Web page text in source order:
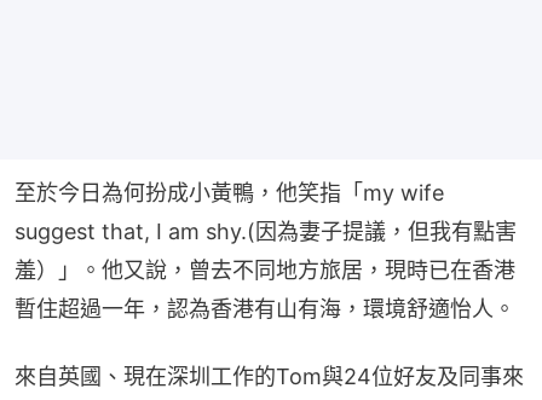
至於今日為何扮成小黃鴨，他笑指「my wife
suggest that, I am shy.(因為妻子提議，但我有點害
羞）」。他又說，曾去不同地方旅居，現時已在香港
暫住超過一年，認為香港有山有海，環境舒適怡人。
來自英國、現在深圳工作的Tom與24位好友及同事來